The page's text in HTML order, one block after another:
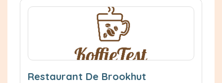
Restaurant De Brookhut